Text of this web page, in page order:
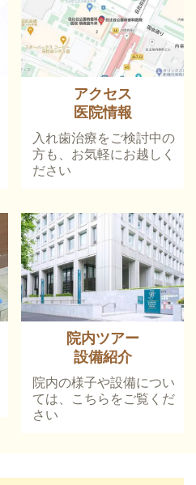
アクセス
医院情報
入れ歯治療をご検討中の
方も、お気軽にお越しく
ださい
院内ツアー
設備紹介
院内の様子や設備につい
ては、こちらをご覧くだ
さい